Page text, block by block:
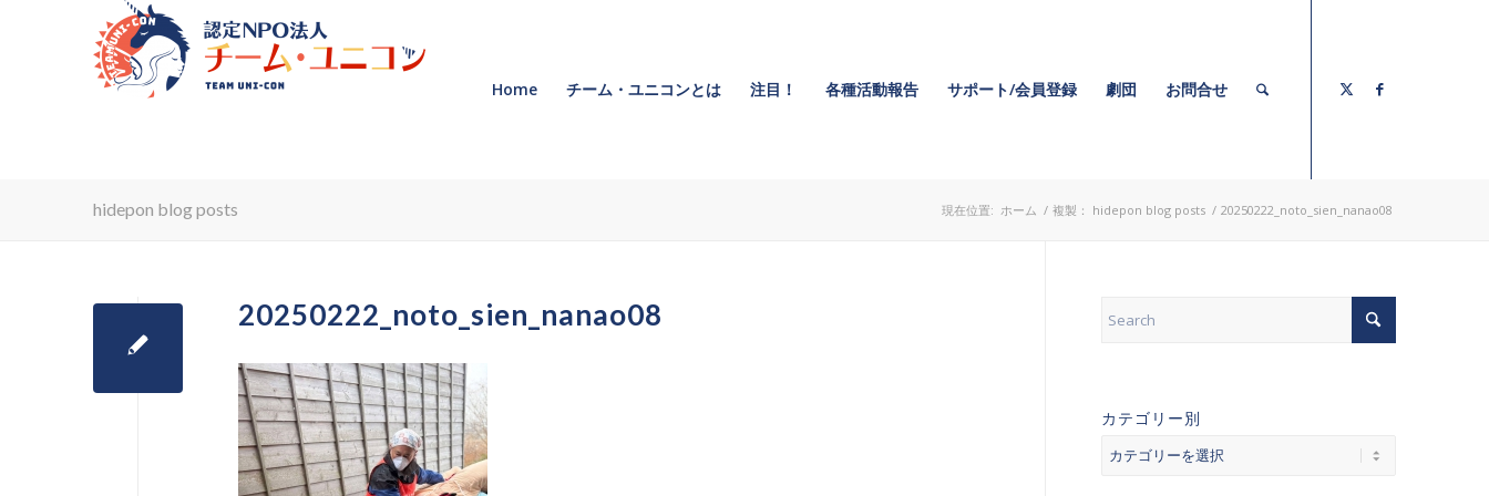
Home チーム・ユニコンとは 注目！ 各種活動報告 サポート/会員登録 劇団 お問合せ
hidepon blog posts 現在位置: ホーム / 複製： hidepon blog posts / 20250222_noto_sien_nanao08
20250222_noto_sien_nanao08
カテゴリー別